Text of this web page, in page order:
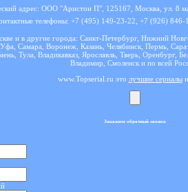
адрес: ООО "Аристон П", 125167, Москва, ул. 8
телефоны: +7 (495) 149-23-22, +7 (926)
и в другие города: Санкт-Петербург, Нижний
Самара, Воронеж, Казань, Челябинск, Пермь,
Тула, Владикавказ, Ярославль, Тверь, Оренбург,
Владимир, Смоленск и по всей
www.Topserial.ru это лучшие сериалы
Закажите обратный звонок